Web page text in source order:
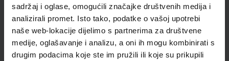
sadržaj i oglase, omogućili značajke društvenih medija i
analizirali promet. Isto tako, podatke o vašoj upotrebi
naše web-lokacije dijelimo s partnerima za društvene
medije, oglašavanje i analizu, a oni ih mogu kombinirati s
drugim podacima koje ste im pružili ili koje su prikupili
OTKRIVAMO MATEMATIKU 4; listići za integriranu nastavu iz
matematike za četvrti razred osnovne škole
Autor(i):
Nakladnik:ALFA d.d. Registarski broj ministarstva: